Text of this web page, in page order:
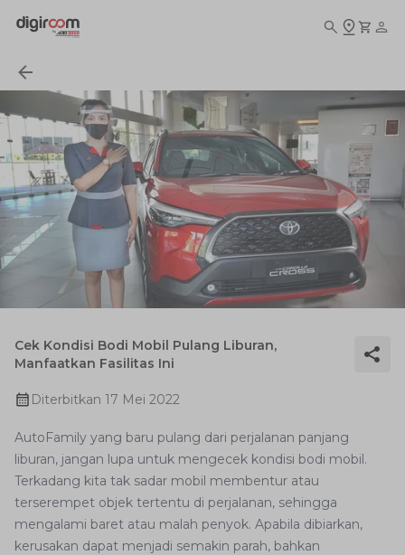
Cek Kondisi Bodi Mobil Pulang Liburan,
Manfaatkan Fasilitas Ini
Diterbitkan 17 Mei 2022
AutoFamily yang baru pulang dari perjalanan panjang
liburan, jangan lupa untuk mengecek kondisi bodi mobil.
Terkadang kita tak sadar mobil membentur atau
terserempet objek tertentu di perjalanan, sehingga
mengalami baret atau malah penyok. Apabila dibiarkan,
kerusakan dapat menjadi semakin parah, bahkan